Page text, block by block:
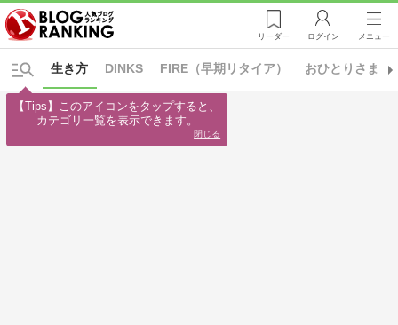
リーダー ログイン メニュー
DINKS FIRE（早期リタイア） おひとりさま
生き方
【Tips】このアイコンをタップすると、
カテゴリ一覧を表示できます。
閉じる